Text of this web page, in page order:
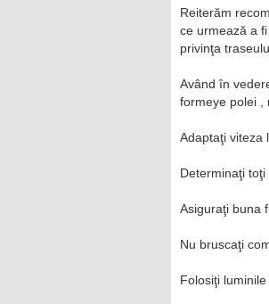
Reiterăm
ce urmează a
privinţa
Având în
formeye polei ,
Adaptaţi viteza
Determinaţi
Asiguraţi buna
Nu bruscaţi
Folosiţi